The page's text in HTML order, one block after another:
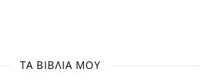
ΤΑ ΒΙΒΛΊΑ ΜΟΥ